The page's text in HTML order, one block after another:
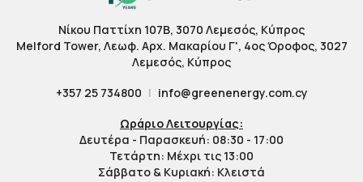
Νίκου Παττίχη 107Β, 3070 Λεμεσός, Κύπρος
Melford Tower, Λεωφ. Αρχ. Μακαρίου Γ', 4ος Όροφος, 3027
Λεμεσός, Κύπρος
+357 25 734800 | info@greenenergy.com.cy
Ωράριο Λειτουργίας:
Δευτέρα - Παρασκευή: 08:30 - 17:00
Τετάρτη: Μέχρι τις 13:00
Σάββατο & Κυριακή: Κλειστά